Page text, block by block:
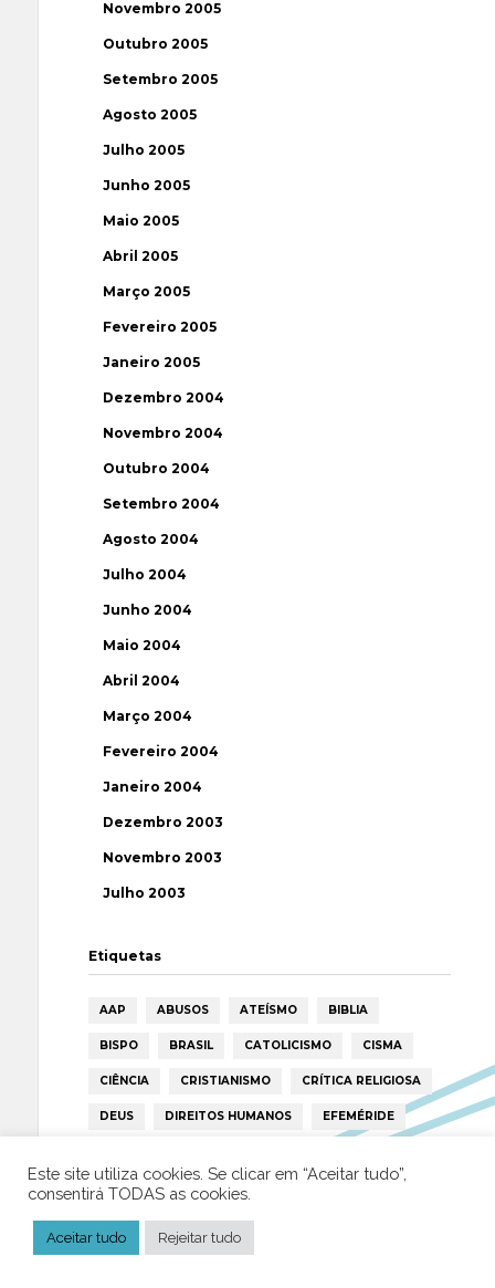
Novembro 2005
Outubro 2005
Setembro 2005
Agosto 2005
Julho 2005
Junho 2005
Maio 2005
Abril 2005
Março 2005
Fevereiro 2005
Janeiro 2005
Dezembro 2004
Novembro 2004
Outubro 2004
Setembro 2004
Agosto 2004
Julho 2004
Junho 2004
Maio 2004
Abril 2004
Março 2004
Fevereiro 2004
Janeiro 2004
Dezembro 2003
Novembro 2003
Julho 2003
Etiquetas
AAP ABUSOS ATEÍSMO BIBLIA
BISPO BRASIL CATOLICISMO CISMA
CIÊNCIA CRISTIANISMO CRÍTICA RELIGIOSA
DEUS DIREITOS HUMANOS EFEMÉRIDE
FÁTIMA HISTÓRIA HUMOR
ICAR IGREJA ISLAMISMO
JESUS LAICIDADE
Este site utiliza cookies. Se clicar em “Aceitar tudo”,
consentirá TODAS as cookies.
Aceitar tudo Rejeitar tudo